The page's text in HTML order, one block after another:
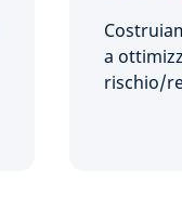
a
rischio/